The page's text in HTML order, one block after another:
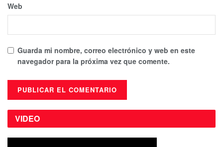
Web
Guarda mi nombre, correo electrónico y web en este
navegador para la próxima vez que comente.
VIDEO